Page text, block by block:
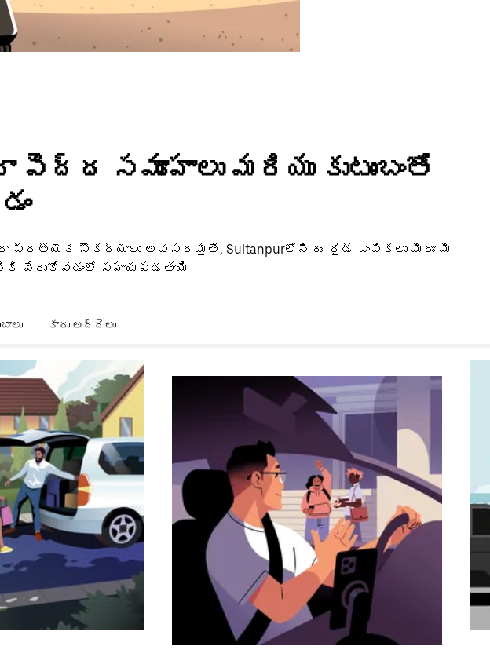
పెద్ద సమూహాలు మరియు కుటుంబంతో
ప్రత్యేక సౌకర్యాలు అవసరమైతే, Sultanpurలోని ఈ రైడ్ ఎంపికలు మీరూ మీ
చేరుకోవడంలో సహాయపడతాయి.
కారు అద్దెలు